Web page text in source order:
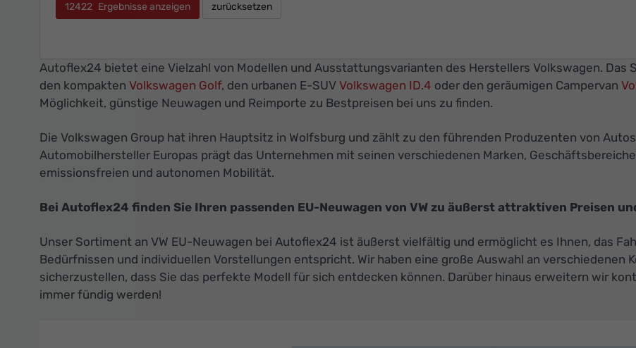
12422 Ergebnisse anzeigen zurücksetzen
Autoflex24 bietet eine Vielzahl von Modellen und Ausstattungsvarianten des Herstellers Volkswagen. Das
den kompakten Volkswagen Golf, den urbanen E-SUV Volkswagen ID.4 oder den geräumigen Campervan
Möglichkeit, günstige Neuwagen und Reimporte zu Bestpreisen bei uns zu finden.
Die Volkswagen Group hat ihren Hauptsitz in Wolfsburg und zählt zu den führenden Produzenten von
Automobilhersteller Europas prägt das Unternehmen mit seinen verschiedenen Marken,
emissionsfreien und autonomen Mobilität.
Bei Autoflex24 finden Sie Ihren passenden EU-Neuwagen von VW zu äußerst attraktiven Preisen
Unser Sortiment an VW EU-Neuwagen bei Autoflex24 ist äußerst vielfältig und ermöglicht es Ihnen, das
Bedürfnissen und individuellen Vorstellungen entspricht. Wir haben eine große Auswahl an verschiedenen
sicherzustellen, dass Sie das perfekte Modell für sich entdecken können. Darüber hinaus erweitern wir
immer fündig werden!